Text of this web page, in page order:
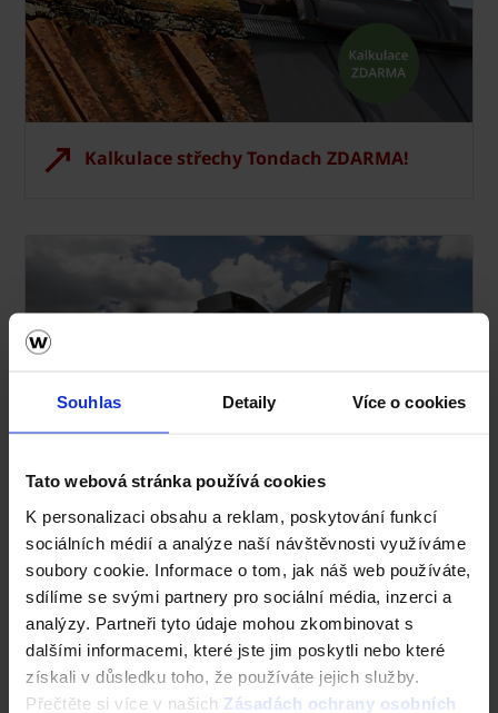
Souhlas Detaily Více o cookies
Tato webová stránka používá cookies
K personalizaci obsahu a reklam, poskytování funkcí
sociálních médií a analýze naší návštěvnosti využíváme
soubory cookie. Informace o tom, jak náš web používáte,
sdílíme se svými partnery pro sociální média, inzerci a
analýzy. Partneři tyto údaje mohou zkombinovat s
dalšími informacemi, které jste jim poskytli nebo které
získali v důsledku toho, že používáte jejich služby.
Přečtěte si více v našich Zásadách ochrany osobních
Kalkulace střechy Tondach ZDARMA!
Kontrola střechy před rekonstrukcí
Nástroje a služby